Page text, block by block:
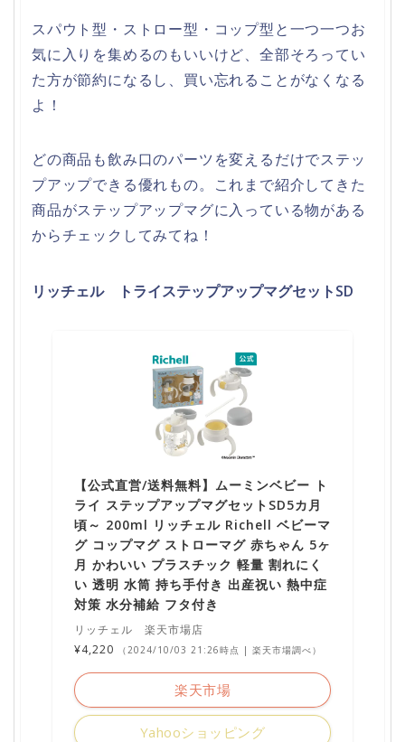
スパウト型・ストロー型・コップ型と一つ一つお
気に入りを集めるのもいいけど、全部そろってい
た方が節約になるし、買い忘れることがなくなる
よ！
どの商品も飲み口のパーツを変えるだけでステッ
プアップできる優れもの。これまで紹介してきた
商品がステップアップマグに入っている物がある
からチェックしてみてね！
リッチェル トライステップアップマグセットSD
【公式直営/送料無料】ムーミンベビー ト
ライ ステップアップマグセットSD5カ月
頃～ 200ml リッチェル Richell ベビーマ
グ コップマグ ストローマグ 赤ちゃん 5ヶ
月 かわいい プラスチック 軽量 割れにく
い 透明 水筒 持ち手付き 出産祝い 熱中症
対策 水分補給 フタ付き
リッチェル 楽天市場店
¥4,220
（2024/10/03 21:26時点 | 楽天市場調べ）
楽天市場
Yahooショッピング